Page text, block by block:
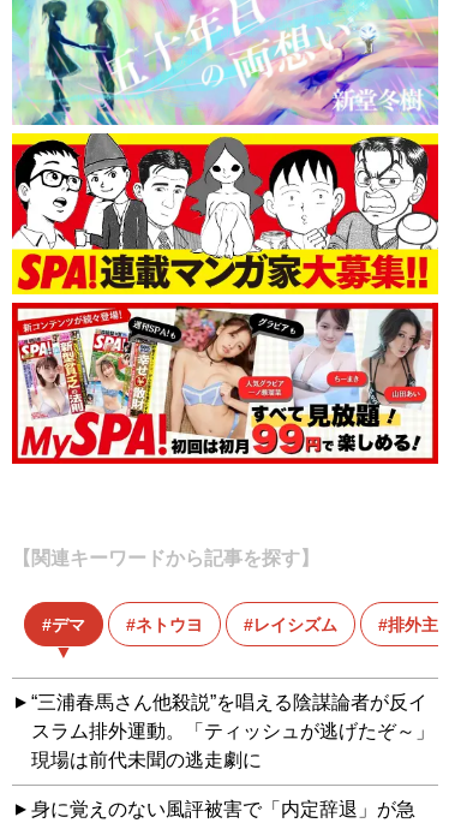
【関連キーワードから記事を探す】
デマ ネトウヨ レイシズム 排外主義
“三浦春馬さん他殺説”を唱える陰謀論者が反イ
スラム排外運動。「ティッシュが逃げたぞ～」
現場は前代未聞の逃走劇に
身に覚えのない風評被害で「内定辞退」が急